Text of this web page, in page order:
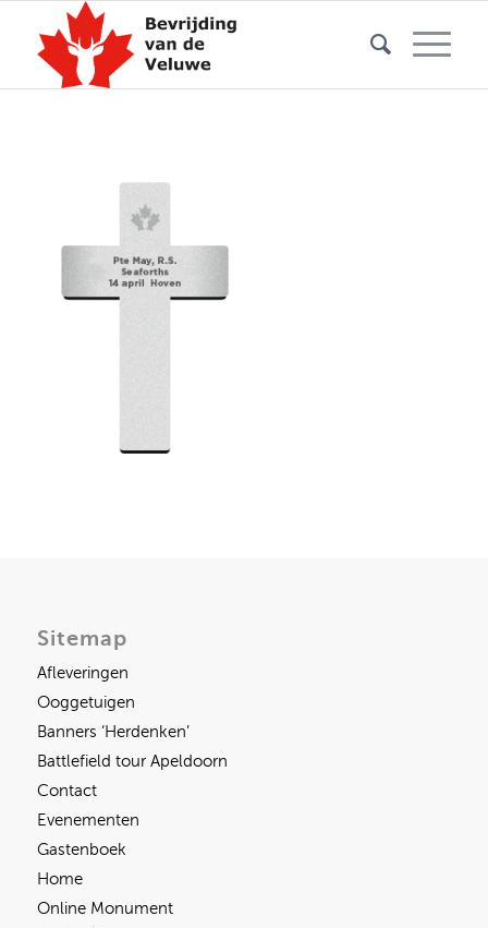
Sitemap
Afleveringen
Ooggetuigen
Banners ‘Herdenken’
Battlefield tour Apeldoorn
Contact
Evenementen
Gastenboek
Home
Online Monument